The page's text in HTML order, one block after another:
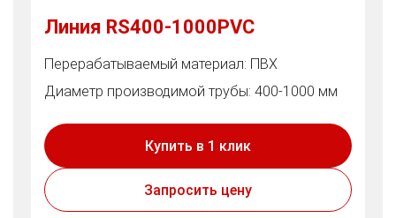
Линия RS400-1000PVC
Перерабатываемый материал: ПВХ
Диаметр производимой трубы: 400-1000 мм
Купить в 1 клик
Запросить цену